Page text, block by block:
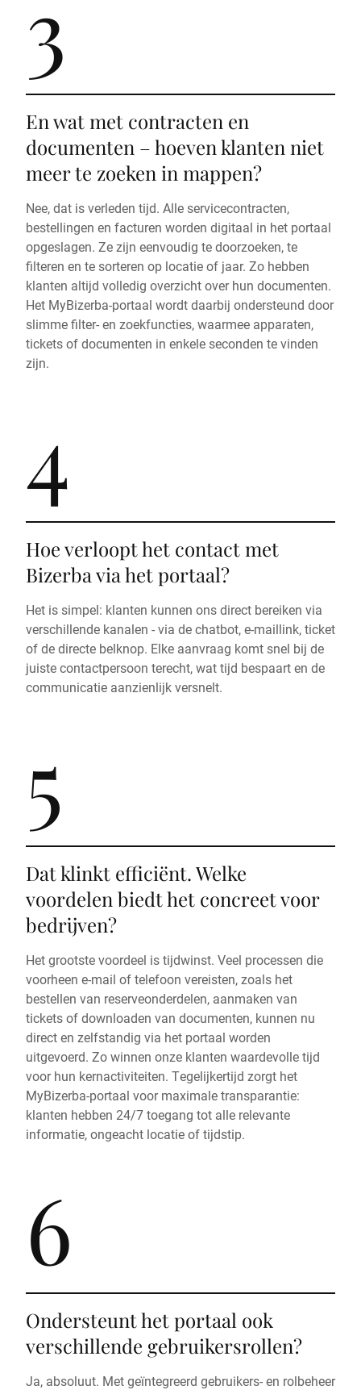
3
En wat met contracten en
documenten – hoeven klanten niet
meer te zoeken in mappen?
Nee, dat is verleden tijd. Alle servicecontracten,
bestellingen en facturen worden digitaal in het portaal
opgeslagen. Ze zijn eenvoudig te doorzoeken, te
filteren en te sorteren op locatie of jaar. Zo hebben
klanten altijd volledig overzicht over hun documenten.
Het MyBizerba-portaal wordt daarbij ondersteund door
slimme filter- en zoekfuncties, waarmee apparaten,
tickets of documenten in enkele seconden te vinden
zijn.
4
Hoe verloopt het contact met
Bizerba via het portaal?
Het is simpel: klanten kunnen ons direct bereiken via
verschillende kanalen - via de chatbot, e-maillink, ticket
of de directe belknop. Elke aanvraag komt snel bij de
juiste contactpersoon terecht, wat tijd bespaart en de
communicatie aanzienlijk versnelt.
5
Dat klinkt efficiënt. Welke
voordelen biedt het concreet voor
bedrijven?
Het grootste voordeel is tijdwinst. Veel processen die
voorheen e-mail of telefoon vereisten, zoals het
bestellen van reserveonderdelen, aanmaken van
tickets of downloaden van documenten, kunnen nu
direct en zelfstandig via het portaal worden
uitgevoerd. Zo winnen onze klanten waardevolle tijd
voor hun kernactiviteiten. Tegelijkertijd zorgt het
MyBizerba-portaal voor maximale transparantie:
klanten hebben 24/7 toegang tot alle relevante
informatie, ongeacht locatie of tijdstip.
6
Ondersteunt het portaal ook
verschillende gebruikersrollen?
Ja, absoluut. Met geïntegreerd gebruikers- en rolbeheer